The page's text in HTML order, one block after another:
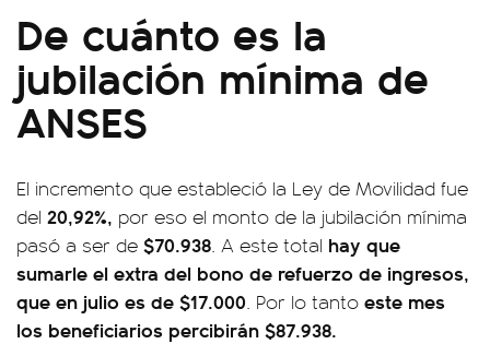
De cuánto es la
jubilación mínima de
ANSES
El incremento que estableció la Ley de Movilidad fue
del 20,92%, por eso el monto de la jubilación mínima
pasó a ser de $70.938. A este total hay que
sumarle el extra del bono de refuerzo de ingresos,
que en julio es de $17.000. Por lo tanto este mes
los beneficiarios percibirán $87.938.